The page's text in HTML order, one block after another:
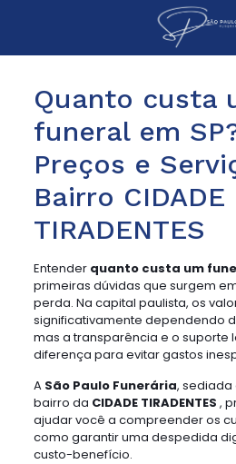
Quanto custa
funeral em
Preços e
Bairro CIDADE
TIRADENTES
Entender quanto custa um
primeiras dúvidas que surgem
perda. Na capital paulista, os
significativamente dependendo
mas a transparência e o suporte
diferença para evitar gastos
A São Paulo Funerária,
bairro da CIDADE TIRADENTES ,
ajudar você a compreender os
como garantir uma despedida
custo-benefício.